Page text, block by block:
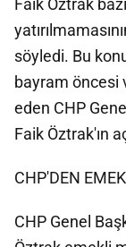
Faik Öztrak
söyledi. Bu
bayram öncesi
eden CHP
Faik Öztrak'ın
CHP'DEN
CHP Genel